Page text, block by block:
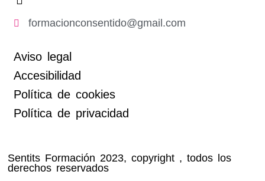
formacionconsentido@gmail.com
Aviso legal
Accesibilidad
Política de cookies
Política de privacidad
Sentits Formación 2023, copyright , todos los
derechos reservados